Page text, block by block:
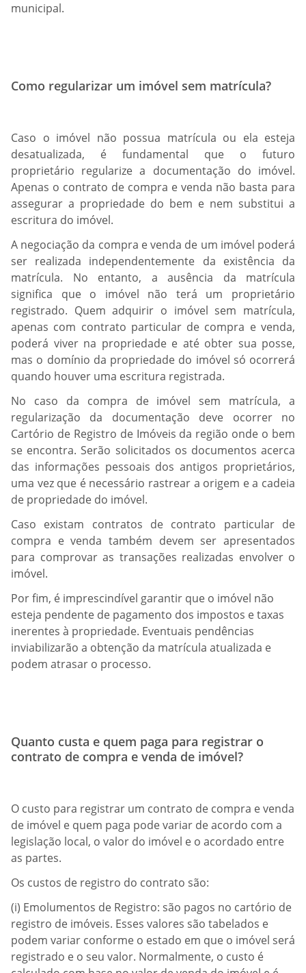
municipal.
Como regularizar um imóvel sem matrícula?
Caso o imóvel não possua matrícula ou ela esteja
desatualizada, é fundamental que o futuro
proprietário regularize a documentação do imóvel.
Apenas o contrato de compra e venda não basta para
assegurar a propriedade do bem e nem substitui a
escritura do imóvel.
A negociação da compra e venda de um imóvel poderá
ser realizada independentemente da existência da
matrícula. No entanto, a ausência da matrícula
significa que o imóvel não terá um proprietário
registrado. Quem adquirir o imóvel sem matrícula,
apenas com contrato particular de compra e venda,
poderá viver na propriedade e até obter sua posse,
mas o domínio da propriedade do imóvel só ocorrerá
quando houver uma escritura registrada.
No caso da compra de imóvel sem matrícula, a
regularização da documentação deve ocorrer no
Cartório de Registro de Imóveis da região onde o bem
se encontra. Serão solicitados os documentos acerca
das informações pessoais dos antigos proprietários,
uma vez que é necessário rastrear a origem e a cadeia
de propriedade do imóvel.
Caso existam contratos de contrato particular de
compra e venda também devem ser apresentados
para comprovar as transações realizadas envolver o
imóvel.
Por fim, é imprescindível garantir que o imóvel não
esteja pendente de pagamento dos impostos e taxas
inerentes à propriedade. Eventuais pendências
inviabilizarão a obtenção da matrícula atualizada e
podem atrasar o processo.
Quanto custa e quem paga para registrar o
contrato de compra e venda de imóvel?
O custo para registrar um contrato de compra e venda
de imóvel e quem paga pode variar de acordo com a
legislação local, o valor do imóvel e o acordado entre
as partes.
Os custos de registro do contrato são:
(i) Emolumentos de Registro: são pagos no cartório de
registro de imóveis. Esses valores são tabelados e
podem variar conforme o estado em que o imóvel será
registrado e o seu valor. Normalmente, o custo é